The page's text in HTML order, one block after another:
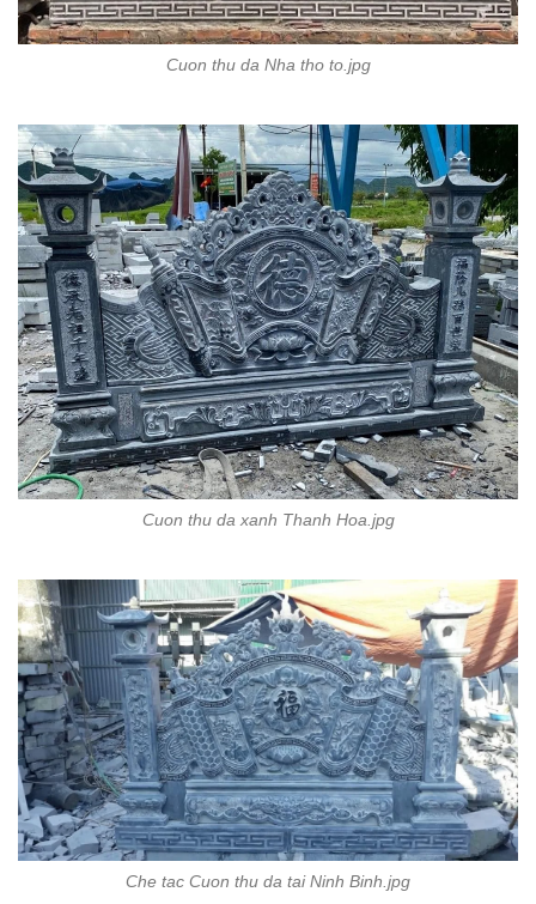
Cuon thu da Nha tho to.jpg
Cuon thu da xanh Thanh Hoa.jpg
Che tac Cuon thu da tai Ninh Binh.jpg